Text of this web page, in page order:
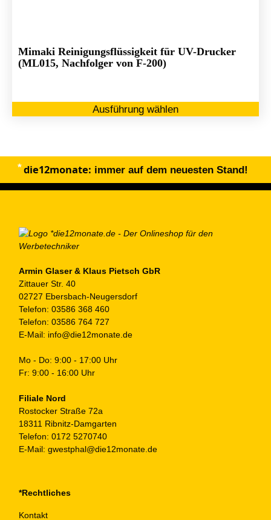
Mimaki Reinigungsflüssigkeit für UV-Drucker
(ML015, Nachfolger von F-200)
Ausführung wählen
die12monate: immer auf dem neuesten Stand!
Armin Glaser & Klaus Pietsch GbR
Zittauer Str. 40
02727 Ebersbach-Neugersdorf
Telefon: 03586 368 460
Telefon: 03586 764 727
E-Mail: info@die12monate.de
Mo - Do: 9:00 - 17:00 Uhr
Fr: 9:00 - 16:00 Uhr
Filiale Nord
Rostocker Straße 72a
18311 Ribnitz-Damgarten
Telefon: 0172 5270740
E-Mail: gwestphal@die12monate.de
*Rechtliches
Kontakt